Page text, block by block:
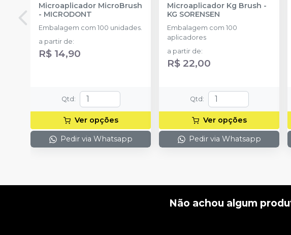
Microaplicador MicroBrush
- MICRODONT
Embalagem com 100 unidades.
a partir de:
R$ 14,90
Qtd :
Ver opções
Pedir via Whatsapp
Microaplicador Kg Brush -
KG SORENSEN
Embalagem com 100
aplicadores
a partir de:
R$ 22,00
Qtd :
Ver opções
Pedir via Whatsapp
Não achou algum